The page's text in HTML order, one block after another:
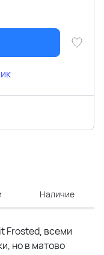
Наличие
Frosted, всеми
но в матово